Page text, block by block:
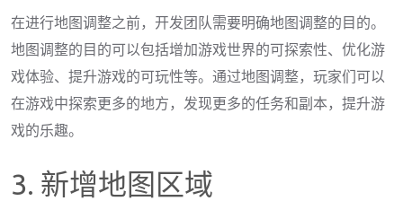
在进行地图调整之前，开发团队需要明确地图调整的目的。
地图调整的目的可以包括增加游戏世界的可探索性、优化游
戏体验、提升游戏的可玩性等。通过地图调整，玩家们可以
在游戏中探索更多的地方，发现更多的任务和副本，提升游
戏的乐趣。
3. 新增地图区域